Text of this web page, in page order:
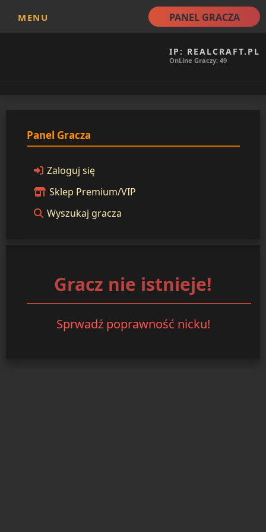
MENU PANEL GRACZA
IP: REALCRAFT.PL
OnLine Graczy: 49
Panel Gracza
Zaloguj się
Sklep Premium/VIP
Wyszukaj gracza
Gracz nie istnieje!
Sprwadź poprawność nicku!